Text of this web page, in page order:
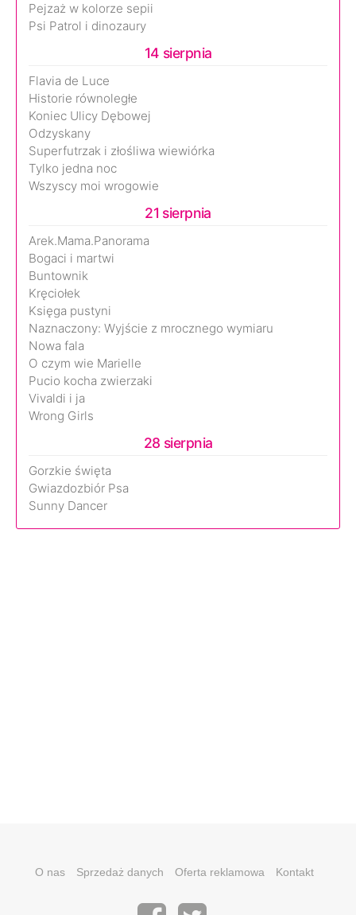
Pejzaż w kolorze sepii
Psi Patrol i dinozaury
14 sierpnia
Flavia de Luce
Historie równoległe
Koniec Ulicy Dębowej
Odzyskany
Superfutrzak i złośliwa wiewiórka
Tylko jedna noc
Wszyscy moi wrogowie
21 sierpnia
Arek.Mama.Panorama
Bogaci i martwi
Buntownik
Kręciołek
Księga pustyni
Naznaczony: Wyjście z mrocznego wymiaru
Nowa fala
O czym wie Marielle
Pucio kocha zwierzaki
Vivaldi i ja
Wrong Girls
28 sierpnia
Gorzkie święta
Gwiazdozbiór Psa
Sunny Dancer
O nas Sprzedaż danych Oferta reklamowa Kontakt